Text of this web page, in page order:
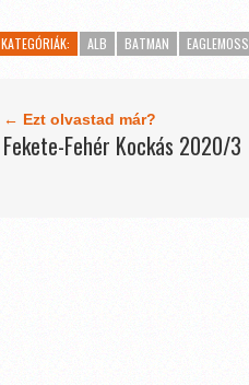
KATEGÓRIÁK: ALB BATMAN EAGLEMOSS
← Ezt olvastad már?
Fekete-Fehér Kockás 2020/3